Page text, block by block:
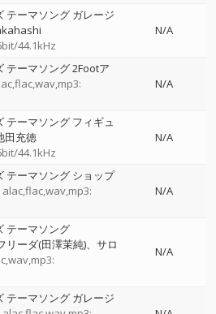
テーマソング ガレージ
44.1kHz
N/A
テーマソング 2Footア
N/A
テーマソング フィギュ
田充徳
44.1kHz
N/A
テーマソング ショップ
alac,flac,wav,mp3:
N/A
テーマソング
リーダ(田澤茉純)、サロ
N/A
テーマソング ガレージ